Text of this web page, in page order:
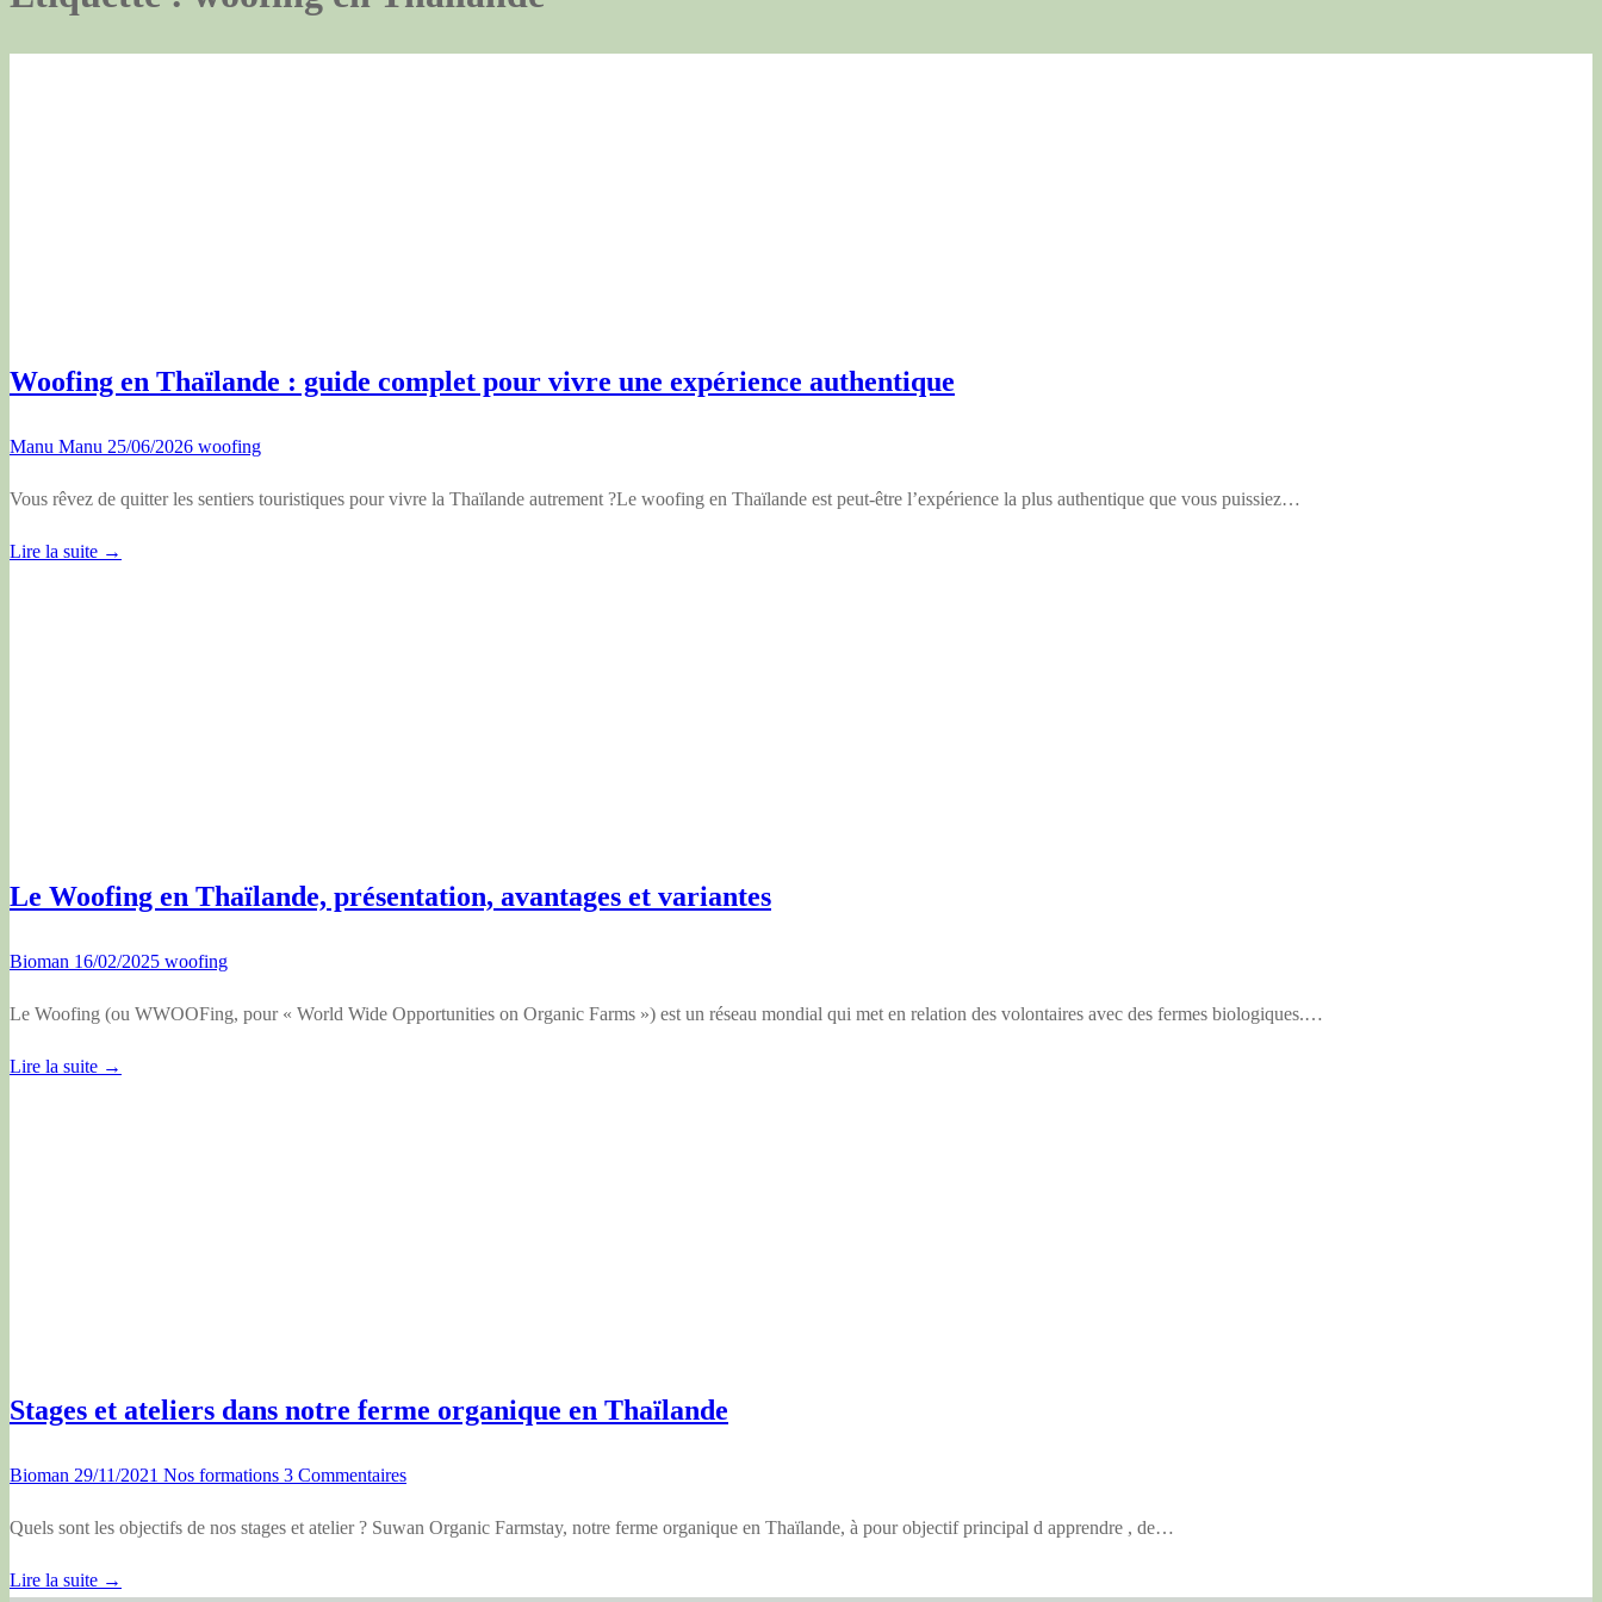
Woofing en Thaïlande : guide complet pour vivre une expérience authentique
Manu Manu 25/06/2026 woofing
Vous rêvez de quitter les sentiers touristiques pour vivre la Thaïlande autrement ?Le woofing en Thaïlande est peut-être l’expérience la plus authentique que vous puissiez…
Lire la suite →
Le Woofing en Thaïlande, présentation, avantages et variantes
Bioman 16/02/2025 woofing
Le Woofing (ou WWOOFing, pour « World Wide Opportunities on Organic Farms ») est un réseau mondial qui met en relation des volontaires avec des fermes biologiques.…
Lire la suite →
Stages et ateliers dans notre ferme organique en Thaïlande
Bioman 29/11/2021 Nos formations 3 Commentaires
Quels sont les objectifs de nos stages et atelier ? Suwan Organic Farmstay, notre ferme organique en Thaïlande, à pour objectif principal d apprendre , de…
Lire la suite →